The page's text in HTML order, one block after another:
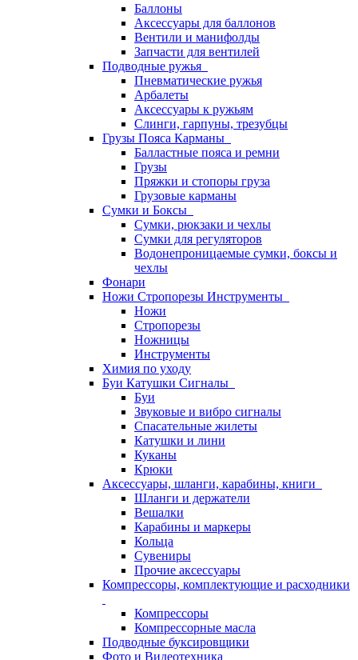
Баллоны
Аксессуары для баллонов
Вентили и манифолды
Запчасти для вентилей
Подводные ружья
Пневматические ружья
Арбалеты
Аксессуары к ружьям
Слинги, гарпуны, трезубцы
Грузы Пояса Карманы
Балластные пояса и ремни
Грузы
Пряжки и стопоры груза
Грузовые карманы
Сумки и Боксы
Сумки, рюкзаки и чехлы
Сумки для регуляторов
Водонепроницаемые сумки, боксы и
чехлы
Фонари
Ножи Стропорезы Инструменты
Ножи
Стропорезы
Ножницы
Инструменты
Химия по уходу
Буи Катушки Сигналы
Буи
Звуковые и вибро сигналы
Спасательные жилеты
Катушки и лини
Куканы
Крюки
Аксессуары, шланги, карабины, книги
Шланги и держатели
Вешалки
Карабины и маркеры
Кольца
Сувениры
Прочие аксессуары
Компрессоры, комплектующие и расходники
Компрессоры
Компрессорные масла
Подводные буксировщики
Фото и Видеотехника